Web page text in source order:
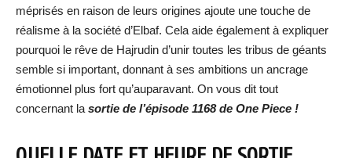
méprisés en raison de leurs origines ajoute une touche de
réalisme à la société d’Elbaf. Cela aide également à expliquer
pourquoi le rêve de Hajrudin d’unir toutes les tribus de géants
semble si important, donnant à ses ambitions un ancrage
émotionnel plus fort qu’auparavant. On vous dit tout
concernant la sortie de l’épisode 1168 de One Piece !